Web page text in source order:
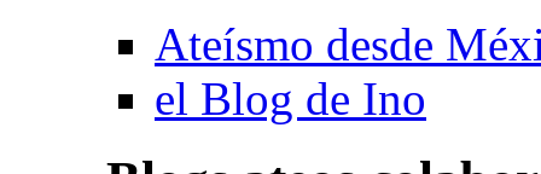
Ateísmo desde
el Blog de Ino